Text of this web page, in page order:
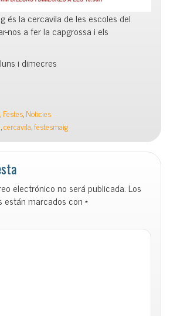
és la cercavila de les escoles del
nos a fer la capgrossa i els
i dimecres
,Festes,Noticies
,cercavila,festesmaig
electrónico no será publicada.Los
están marcados con*